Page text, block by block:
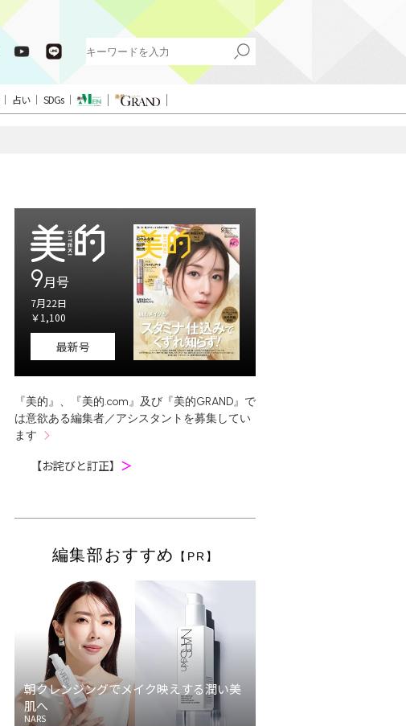
占い SDGs
9月号
7月22日
￥1,100
最新号
『美的』、『美的.com』及び『美的GRAND』で
は意欲ある編集者／アシスタントを募集してい
ます
【お詫びと訂正】 ＞
編集部おすすめ 【PR】
朝クレンジングでメイク映えする潤い美
肌へ
NARS